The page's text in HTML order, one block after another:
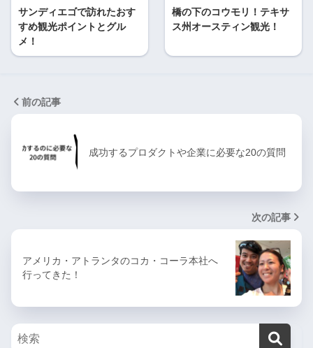
サンディエゴで訪れたおす
すめ観光ポイントとグル
メ！
橋の下のコウモリ！テキサ
ス州オースティン観光！
前の記事
成功するプロダクトや企業に必要な20の質問
次の記事
アメリカ・アトランタのコカ・コーラ本社へ
行ってきた！